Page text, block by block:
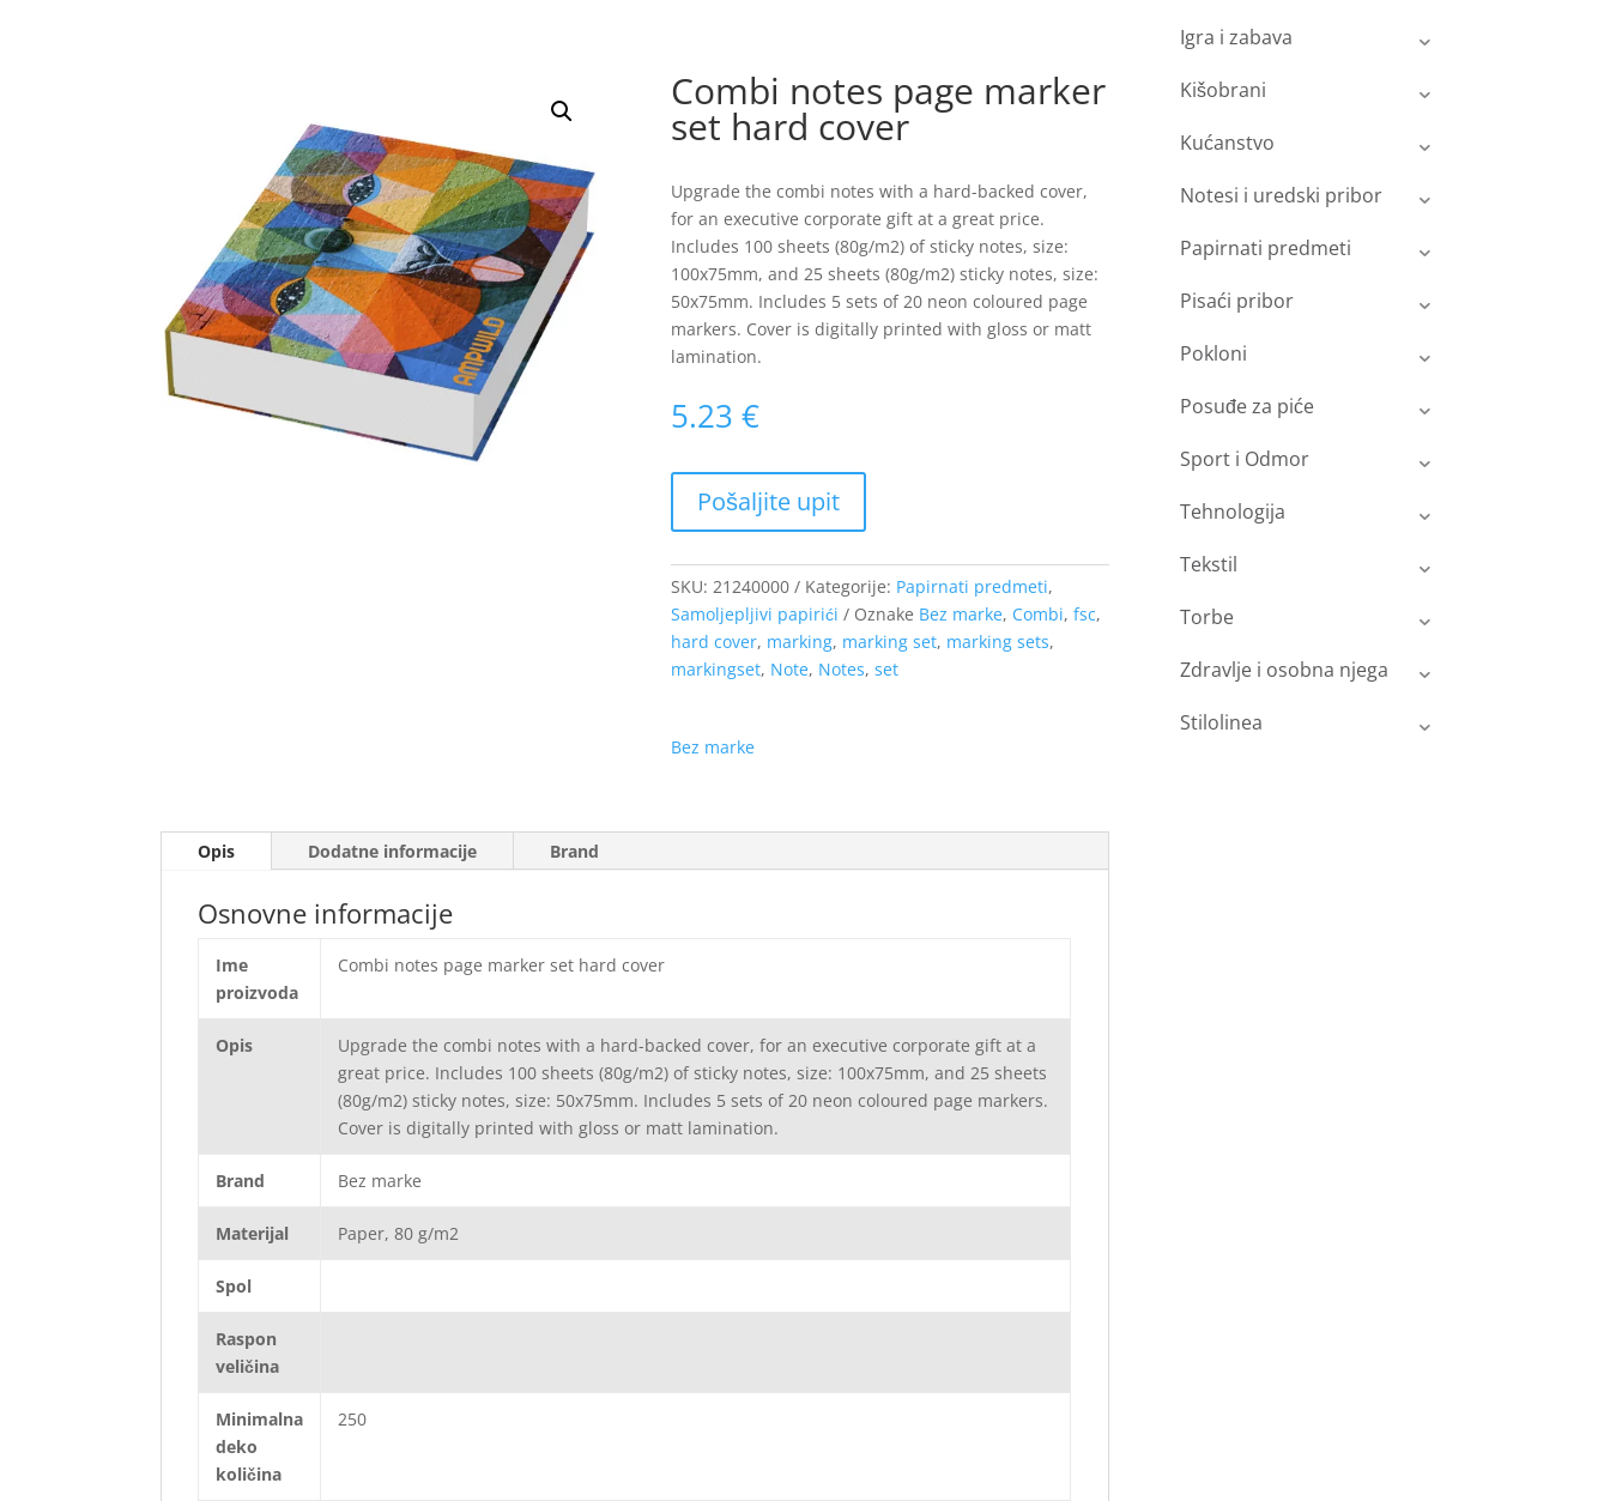
Combi notes page marker
set hard cover
Upgrade the combi notes with a hard-backed cover,
for an executive corporate gift at a great price.
Includes 100 sheets (80g/m2) of sticky notes, size:
100x75mm, and 25 sheets (80g/m2) sticky notes, size:
50x75mm. Includes 5 sets of 20 neon coloured page
markers. Cover is digitally printed with gloss or matt
lamination.
5.23 €
SKU: 21240000 Kategorije: Papirnati predmeti,
Samoljepljivi papirići
Oznake Bez marke, Combi, fsc,
hard cover, marking, marking set, marking sets,
markingset, Note, Notes, set
Bez marke
Opis Dodatne informacije Brand
Osnovne informacije
Ime
proizvoda
Combi notes page marker set hard cover
Opis
Upgrade the combi notes with a hard-backed cover, for an executive corporate gift at a
great price. Includes 100 sheets (80g/m2) of sticky notes, size: 100x75mm, and 25 sheets
(80g/m2) sticky notes, size: 50x75mm. Includes 5 sets of 20 neon coloured page markers.
Cover is digitally printed with gloss or matt lamination.
Brand Bez marke
Materijal Paper, 80 g/m2
Spol
Raspon
veličina
Minimalna
deko
količina
250
Igra i zabava
Kišobrani
Kućanstvo
Notesi i uredski pribor
Papirnati predmeti
Pisaći pribor
Pokloni
Posuđe za piće
Sport i Odmor
Tehnologija
Tekstil
Torbe
Zdravlje i osobna njega
Stilolinea